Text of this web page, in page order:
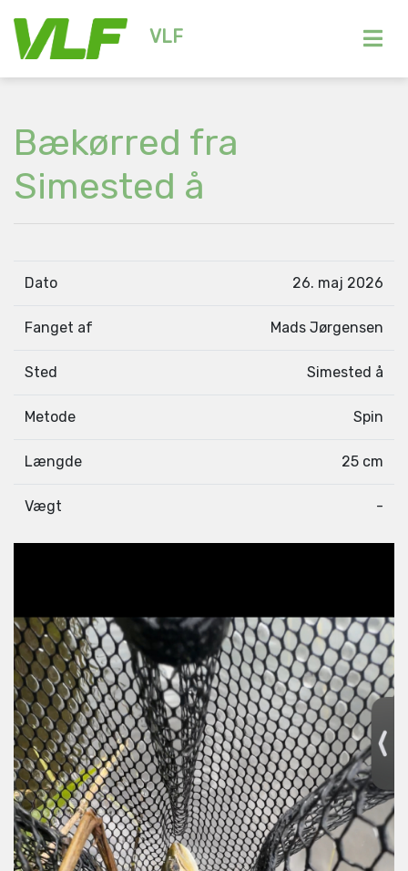
VLF
Bækørred fra
Simested å
Dato 26. maj 2026
Fanget af Mads Jørgensen
Sted Simested å
Metode Spin
Længde 25 cm
Vægt -